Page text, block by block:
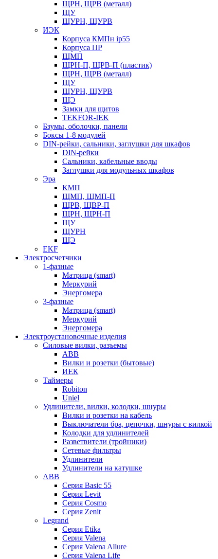
ЩРН, ЩРВ (металл)
ЩУ
ЩУРН, ЩУРВ
ИЭК
Корпуса КМПн ip55
Корпуса ПР
ЩМП
ЩРН-П, ЩРВ-П (пластик)
ЩРН, ЩРВ (металл)
ЩУ
ЩУРН, ЩУРВ
ЩЭ
Замки для щитов
TEKFOR-IEK
Бзумы, оболочки, панели
Боксы 1-8 модулей
DIN-рейки, сальники, заглушки для шкафов
DIN-рейки
Сальники, кабельные вводы
Заглушки для модульных шкафов
Эра
КМП
ЩМП, ЩМП-П
ЩРВ, ЩВР-П
ЩРН, ЩРН-П
ЩУ
ЩУРН
ЩЭ
EKF
Электросчетчики
1-фазные
Матрица (smart)
Меркурий
Энергомера
3-фазные
Матрица (smart)
Меркурий
Энергомера
Электроустановочные изделия
Силовые вилки, разъемы
ABB
Вилки и розетки (бытовые)
ИЕК
Таймеры
Robiton
Uniel
Удлинители, вилки, колодки, шнуры
Вилки и розетки на кабель
Выключатели бра, цепочки, шнуры с вилкой
Колодки для удлинителей
Разветвители (тройники)
Сетевые фильтры
Удлинители
Удлинители на катушке
ABB
Серия Basic 55
Серия Levit
Серия Cosmo
Серия Zenit
Legrand
Серия Etika
Серия Valena
Серия Valena Allure
Серия Valena Life